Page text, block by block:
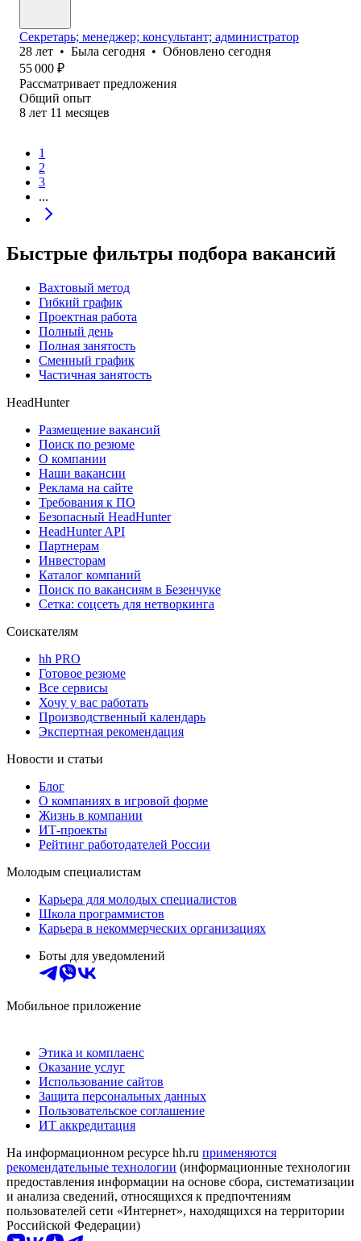
Секретарь; менеджер; консультант; администратор
28 лет • Была сегодня • Обновлено сегодня
55 000 ₽
Рассматривает предложения
Общий опыт
8 лет 11 месяцев
1
2
3
...
Быстрые фильтры подбора вакансий
Вахтовый метод
Гибкий график
Проектная работа
Полный день
Полная занятость
Сменный график
Частичная занятость
HeadHunter
Размещение вакансий
Поиск по резюме
О компании
Наши вакансии
Реклама на сайте
Требования к ПО
Безопасный HeadHunter
HeadHunter API
Партнерам
Инвесторам
Каталог компаний
Поиск по вакансиям в Безенчуке
Сетка: соцсеть для нетворкинга
Соискателям
hh PRO
Готовое резюме
Все сервисы
Хочу у вас работать
Производственный календарь
Экспертная рекомендация
Новости и статьи
Блог
О компаниях в игровой форме
Жизнь в компании
ИТ-проекты
Рейтинг работодателей России
Молодым специалистам
Карьера для молодых специалистов
Школа программистов
Карьера в некоммерческих организациях
Боты для уведомлений
Мобильное приложение
Этика и комплаенс
Оказание услуг
Использование сайтов
Защита персональных данных
Пользовательское соглашение
ИТ аккредитация
На информационном ресурсе hh.ru применяются
рекомендательные технологии (информационные технологии
предоставления информации на основе сбора, систематизации
и анализа сведений, относящихся к предпочтениям
пользователей сети «Интернет», находящихся на территории
Российской Федерации)